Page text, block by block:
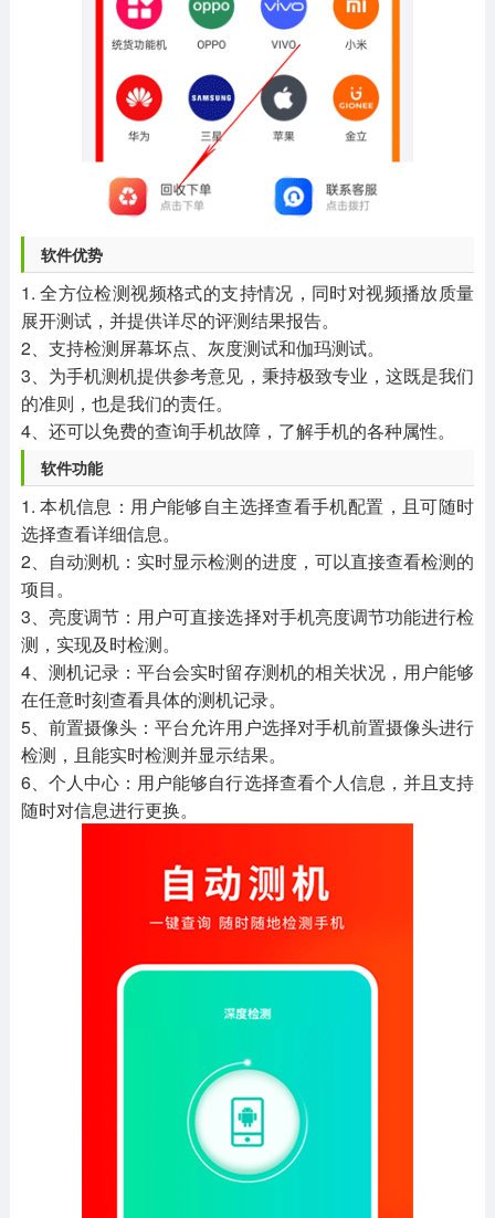
软件优势
1. 全方位检测视频格式的支持情况，同时对视频播放质量
展开测试，并提供详尽的评测结果报告。
2、支持检测屏幕坏点、灰度测试和伽玛测试。
3、为手机测机提供参考意见，秉持极致专业，这既是我们
的准则，也是我们的责任。
4、还可以免费的查询手机故障，了解手机的各种属性。
软件功能
1. 本机信息：用户能够自主选择查看手机配置，且可随时
选择查看详细信息。
2、自动测机：实时显示检测的进度，可以直接查看检测的
项目。
3、亮度调节：用户可直接选择对手机亮度调节功能进行检
测，实现及时检测。
4、测机记录：平台会实时留存测机的相关状况，用户能够
在任意时刻查看具体的测机记录。
5、前置摄像头：平台允许用户选择对手机前置摄像头进行
检测，且能实时检测并显示结果。
6、个人中心：用户能够自行选择查看个人信息，并且支持
随时对信息进行更换。